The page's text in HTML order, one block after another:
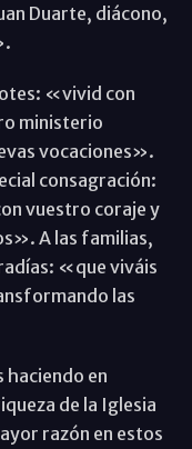
Duarte, diácono,
«vivid con
ministerio
vocaciones».
consagración:
vuestro coraje y
A las familias,
«que viváis
las
en
de la Iglesia
razón en estos